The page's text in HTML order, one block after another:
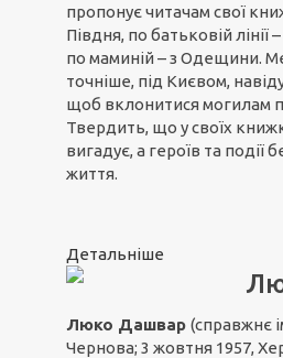
пропонує читачам свої
Півдня, по батьковій
по маминій – з Одещини.
точніше, під Києвом,
щоб вклонитися могилам
Твердить, що у своїх
вигадує, а героїв та події
життя.
Детальніше
Люко Дашвар (справжнє
Чернова; 3 жовтня 1957,